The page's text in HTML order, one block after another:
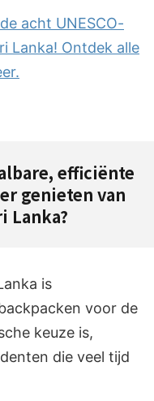
acht UNESCO-
Lanka! Ontdek alle
efficiënte
genieten van
Lanka?
is
voor de
keuze is,
die veel tijd